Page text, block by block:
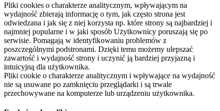
Pliki cookies o charakterze analitycznym, wpływającym na
wydajność zbierają informację o tym, jak często strona jest
odwiedzana i jak się z niej korzysta np. które strony są najbardziej i
najmniej popularne i w jaki sposób Użytkownicy poruszają się po
serwisie. Pomagają w identyfikowaniu problemów z
poszczególnymi podstronami. Dzięki temu możemy ulepszać
zawartość i wydajność strony i uczynić ją bardziej przyjazną i
intuicyjną dla użytkownika.
Pliki cookie o charakterze analitycznym i wpływające na wydajność
nie są usuwane po zamknięciu przeglądarki i są trwale
przechowywane na komputerze lub urządzeniu użytkownika.